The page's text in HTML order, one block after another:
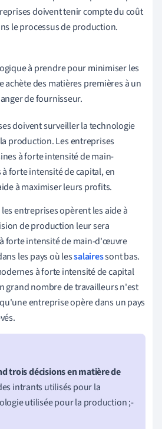
doivent tenir compte du coût
le processus de production.
à prendre pour minimiser les
achète des matières premières à un
de fournisseur.
doivent surveiller la technologie
production. Les entreprises
à forte intensité de main-
forte intensité de capital, en
à maximiser leurs profits.
entreprises opèrent les aide à
de production leur sera
forte intensité de main-d'œuvre
les pays où lessalairessont bas.
à forte intensité de capital
grand nombre de travailleurs n'est
entreprise opère dans un pays
trois décisions en matière de
intrants utilisés pour la
utilisée pour la production ;-